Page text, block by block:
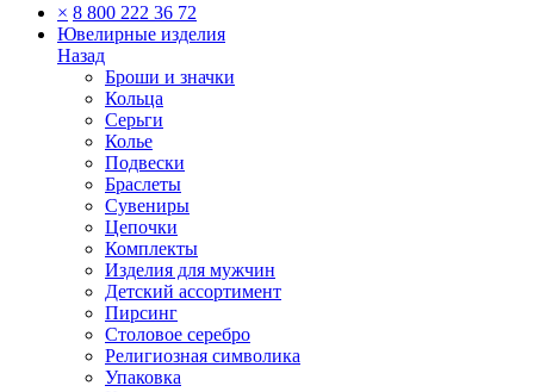
× 8 800 222 36 72
Ювелирные изделия
Назад
Броши и значки
Кольца
Серьги
Колье
Подвески
Браслеты
Сувениры
Цепочки
Комплекты
Изделия для мужчин
Детский ассортимент
Пирсинг
Столовое серебро
Религиозная символика
Упаковка